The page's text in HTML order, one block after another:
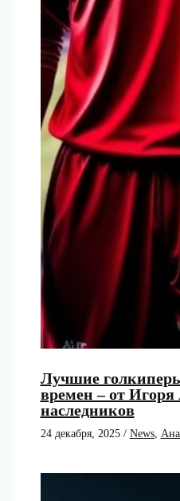
Лучшие
времен – от Игоря
наследников
24 декабря, 2025 / News,